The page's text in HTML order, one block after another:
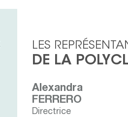
LES
DE LA
Alexandra
FERRERO
Directrice